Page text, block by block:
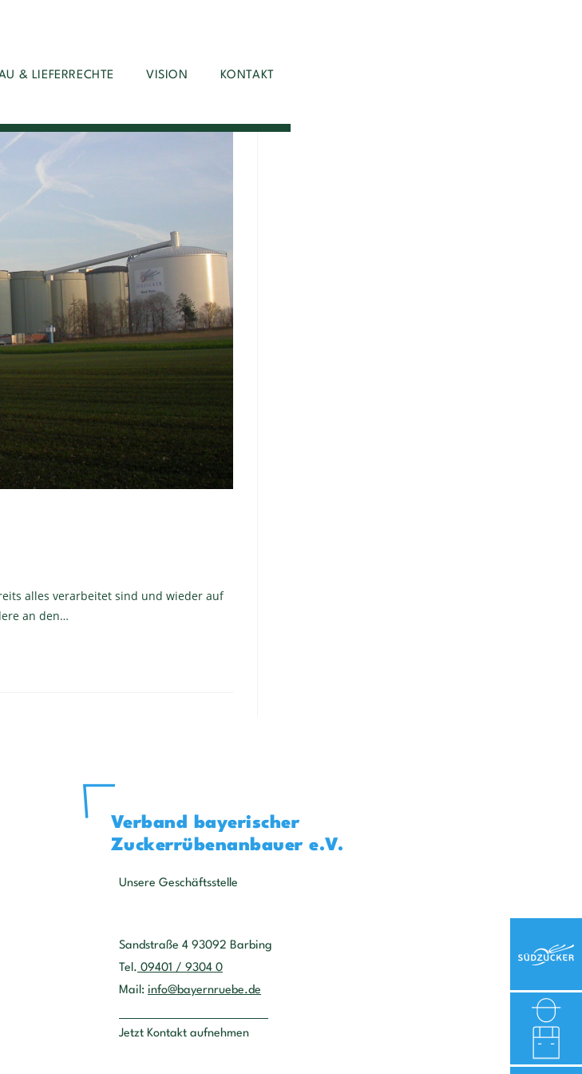
& LIEFERRECHTE VISION KONTAKT
alles verarbeitet sind und wieder auf
an den…
Verband bayerischer
Zuckerrübenanbauer e.V.
Unsere Geschäftsstelle
Sandstraße 4 93092 Barbing
Tel. 09401 / 9304 0
Mail: info@bayernruebe.de
Jetzt Kontakt aufnehmen